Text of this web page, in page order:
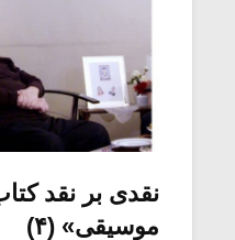
نقدی بر نقد
موسیقی» (۴)